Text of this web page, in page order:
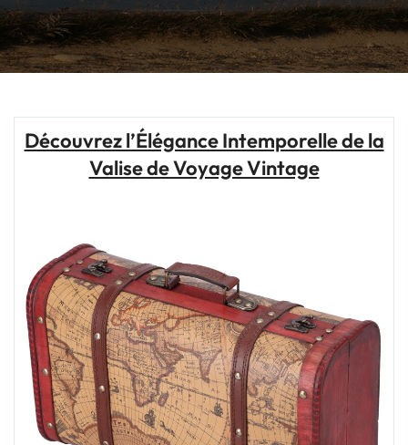
Découvrez l’Élégance Intemporelle de la
Valise de Voyage Vintage